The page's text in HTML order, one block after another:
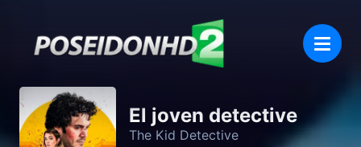
El joven detective
The Kid Detective